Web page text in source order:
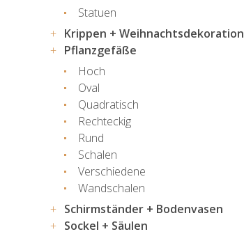
Statuen
Krippen + Weihnachtsdekoration
Pflanzgefäße
Hoch
Oval
Quadratisch
Rechteckig
Rund
Schalen
Verschiedene
Wandschalen
Schirmständer + Bodenvasen
Sockel + Säulen